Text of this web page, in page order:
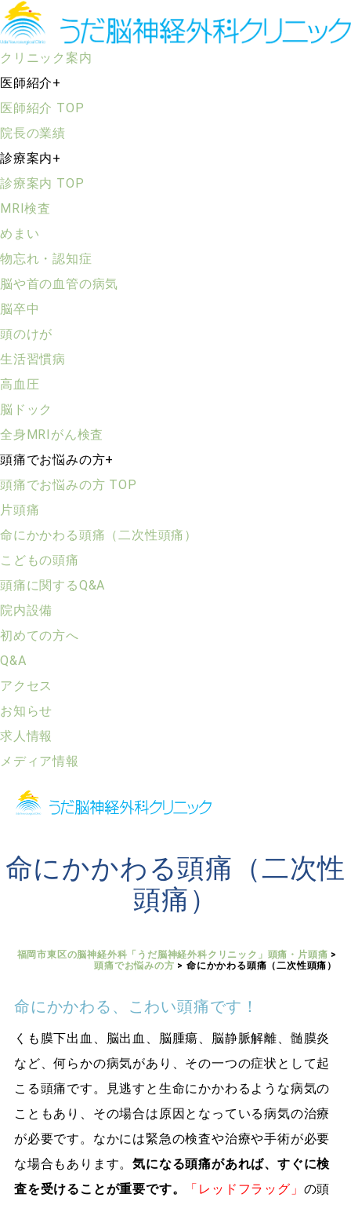
クリニック案内
医師紹介+
医師紹介 TOP
院長の業績
診療案内+
診療案内 TOP
MRI検査
めまい
物忘れ・認知症
脳や首の血管の病気
脳卒中
頭のけが
生活習慣病
高血圧
脳ドック
全身MRIがん検査
頭痛でお悩みの方+
頭痛でお悩みの方 TOP
片頭痛
命にかかわる頭痛（二次性頭痛）
こどもの頭痛
頭痛に関するQ&A
院内設備
初めての方へ
Q&A
アクセス
お知らせ
求人情報
メディア情報
命にかかわる頭痛（二次性
頭痛）
福岡市東区の脳神経外科「うだ脳神経外科クリニック」頭痛・片頭痛 >
頭痛でお悩みの方 >命にかかわる頭痛（二次性頭痛）
命にかかわる、こわい頭痛です！
くも膜下出血、脳出血、脳腫瘍、脳静脈解離、髄膜炎
など、何らかの病気があり、その一つの症状として起
こる頭痛です。見逃すと生命にかかわるような病気の
こともあり、その場合は原因となっている病気の治療
が必要です。なかには緊急の検査や治療や手術が必要
な場合もあります。気になる頭痛があれば、すぐに検
査を受けることが重要です。
「レッドフラッグ」 の頭